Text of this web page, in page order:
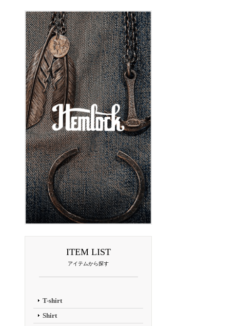
ITEM LIST
アイテムから探す
T-shirt
Shirt